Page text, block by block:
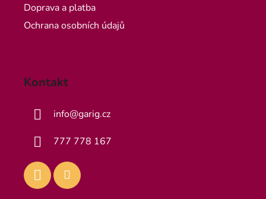
Doprava a platba
Ochrana osobních údajů
Kontakt
info@garig.cz
777 778 167